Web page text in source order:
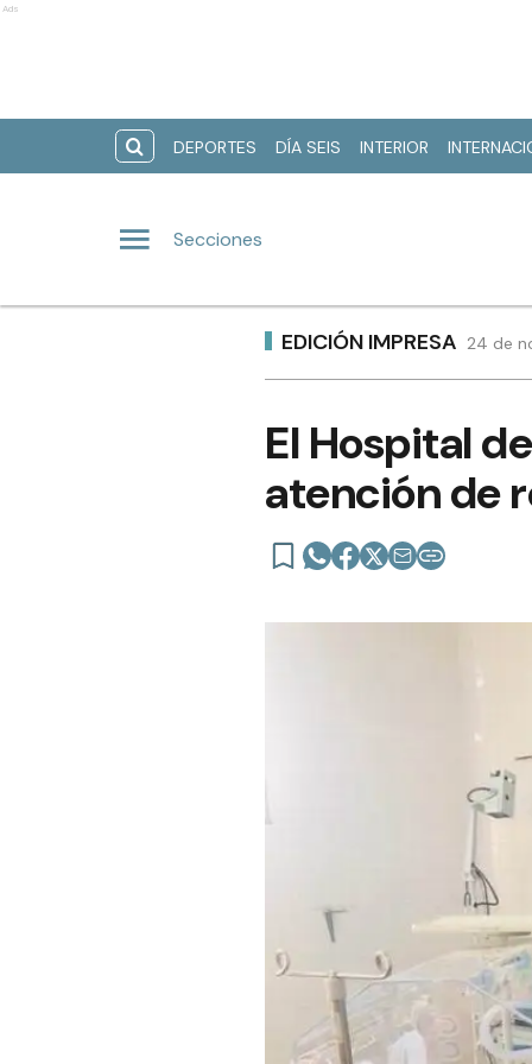
Ads
DEPORTES DÍA SEIS INTERIOR
Secciones
EDICIÓN IMPRESA 24 de
El Hospital
atención de